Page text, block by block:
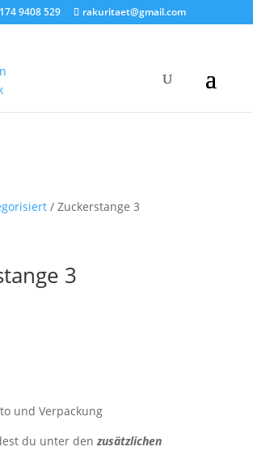
9408 529 rakuritaet@gmail.com
/ Zuckerstange 3
3
und Verpackung
du unter denzusätzlichen